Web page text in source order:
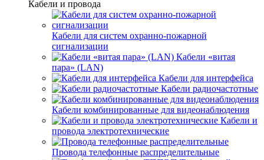
Кабели и провода
Кабели для систем охранно-пожарной
сигнализации
Кабели «витая
пара» (LAN)
Кабели для интерфейса
Кабели радиочастотные
Кабели комбинированные для видеонаблюдения
Кабели и
провода электротехнические
Провода телефонные распределительные